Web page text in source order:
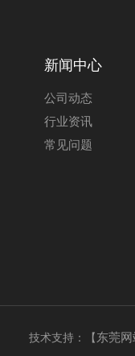
新闻中心
公司动态
行业资讯
常见问题
技术支持：【 东莞